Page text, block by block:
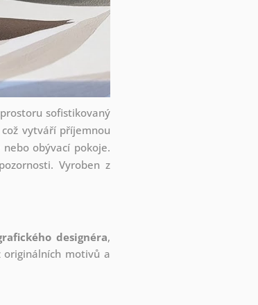
sofistikovaný
vytváří příjemnou
obývací pokoje.
Vyroben z
designéra,
motivů a